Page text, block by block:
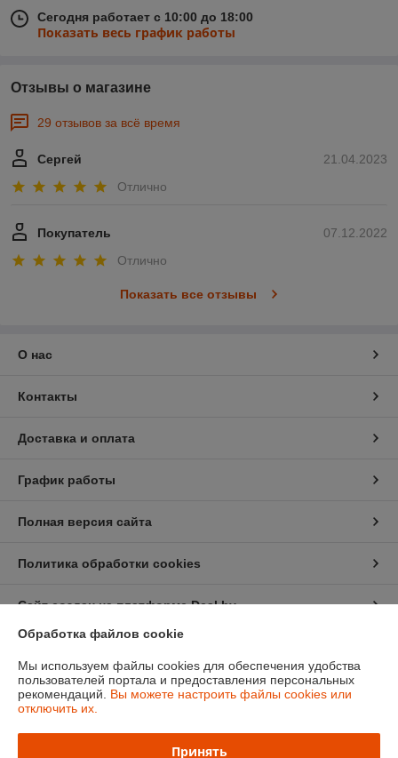
Сегодня работает с 10:00 до 18:00
Показать весь график работы
Отзывы о магазине
29 отзывов за всё время
21.04.2023
Сергей
Отлично
07.12.2022
Покупатель
Отлично
Показать все отзывы
О нас
Контакты
Доставка и оплата
График работы
Полная версия сайта
Политика обработки cookies
Сайт создан на платформе Deal.by
Информация для покупателя
Индивидуальный предприниматель:Ип Грудько Наталья Викторовна
Брестская область Г.Лунинец
Регистрационный номер ЕГР: 290974251
Обработка файлов cookie
Мы используем файлы cookies для обеспечения удобства
пользователей портала и предоставления персональных
рекомендаций. Вы можете настроить файлы cookies или
отключить их.
Принять